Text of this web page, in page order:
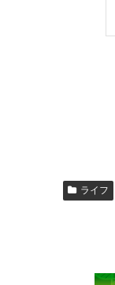
ライフ